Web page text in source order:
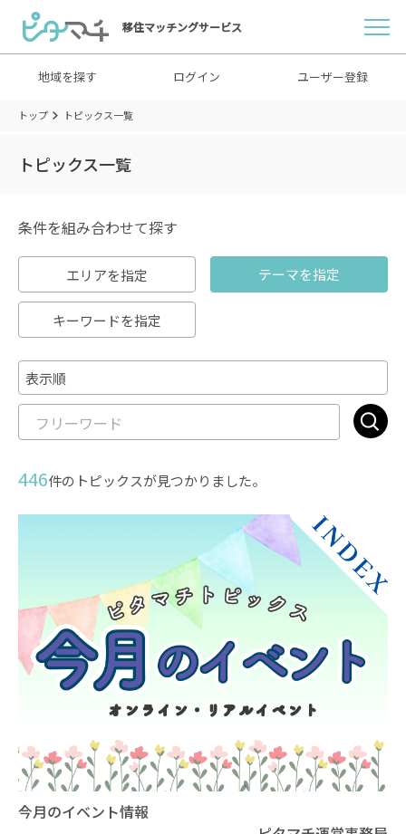
移住マッチングサービス
地域を探す ログイン ユーザー登録
トップ トピックス一覧
トピックス一覧
条件を組み合わせて探す
エリアを指定 テーマを指定
キーワードを指定
446件のトピックスが見つかりました。
今月のイベント情報